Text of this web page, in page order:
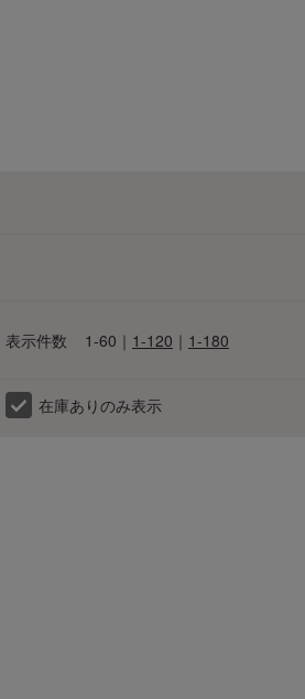
表示件数 1-60 ｜ 1-120 ｜ 1-180
在庫ありのみ表示